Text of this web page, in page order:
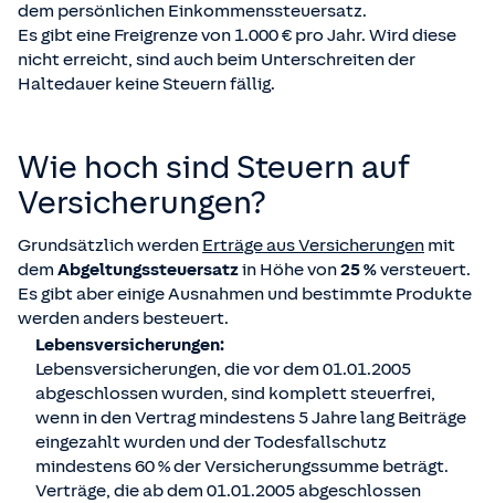
dem persönlichen Einkommenssteuersatz.
Es gibt eine Freigrenze von 1.000 € pro Jahr. Wird diese
nicht erreicht, sind auch beim Unterschreiten der
Haltedauer keine Steuern fällig.
Wie hoch sind Steuern auf
Versicherungen?
Grundsätzlich werden Erträge aus Versicherungen mit
dem Abgeltungssteuersatzin Höhe von25 %versteuert.
Es gibt aber einige Ausnahmen und bestimmte Produkte
werden anders besteuert.
Lebensversicherungen:
Lebensversicherungen, die vor dem 01.01.2005
abgeschlossen wurden, sind komplett steuerfrei,
wenn in den Vertrag mindestens 5 Jahre lang Beiträge
eingezahlt wurden und der Todesfallschutz
mindestens 60 % der Versicherungssumme beträgt.
Verträge, die ab dem 01.01.2005 abgeschlossen